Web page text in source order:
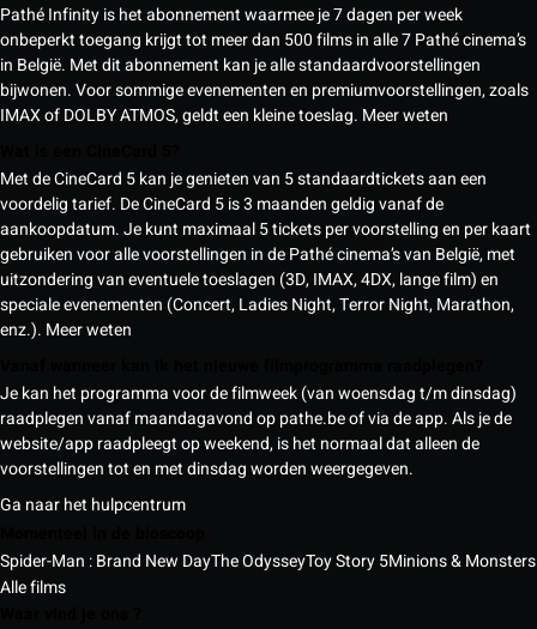
Pathé Infinity is het abonnement waarmee je 7 dagen per week
onbeperkt toegang krijgt tot meer dan 500 films in alle 7 Pathé cinema’s
in België. Met dit abonnement kan je alle standaardvoorstellingen
bijwonen. Voor sommige evenementen en premiumvoorstellingen, zoals
IMAX of DOLBY ATMOS, geldt een kleine toeslag. Meer weten
Met de CineCard 5 kan je genieten van 5 standaardtickets aan een
voordelig tarief. De CineCard 5 is 3 maanden geldig vanaf de
aankoopdatum. Je kunt maximaal 5 tickets per voorstelling en per kaart
gebruiken voor alle voorstellingen in de Pathé cinema’s van België, met
uitzondering van eventuele toeslagen (3D, IMAX, 4DX, lange film) en
speciale evenementen (Concert, Ladies Night, Terror Night, Marathon,
enz.). Meer weten
Je kan het programma voor de filmweek (van woensdag t/m dinsdag)
raadplegen vanaf maandagavond op pathe.be of via de app. Als je de
website/app raadpleegt op weekend, is het normaal dat alleen de
voorstellingen tot en met dinsdag worden weergegeven.
Ga naar het hulpcentrum
Spider-Man : Brand New DayThe OdysseyToy Story 5Minions & Monsters
Alle films